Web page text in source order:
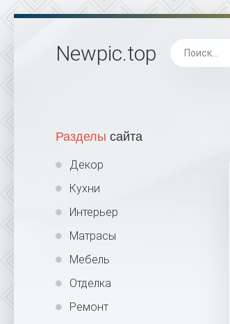
Newpic.top
Разделы сайта
Декор
Кухни
Интерьер
Матрасы
Мебель
Отделка
Ремонт